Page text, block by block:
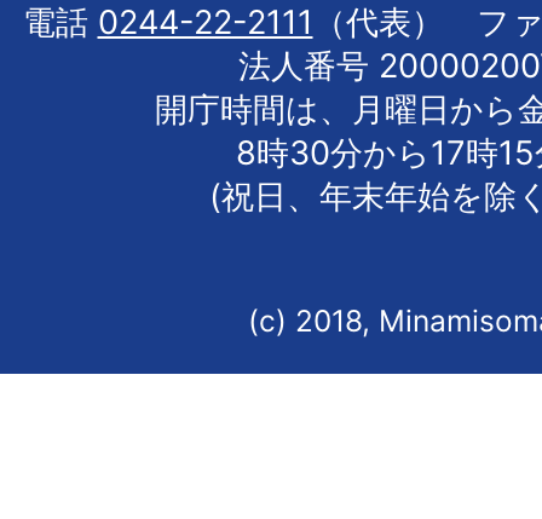
電話 0244-22-2111
（代表） フ
法人番号
開庁時間は、月曜日から
8時30分から17時
(祝日、年末年始を除
(c) 2018,